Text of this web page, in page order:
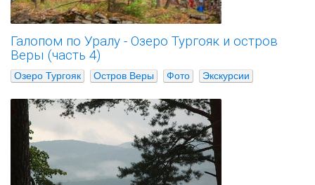
Галопом по Уралу - Озеро Тургояк и остров
Веры (часть 4)
Озеро Тургояк Остров Веры Фото Экскурсии